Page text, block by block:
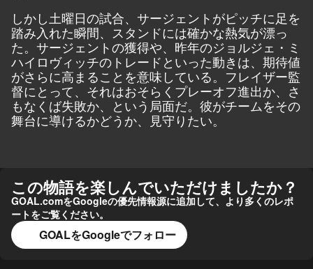
しかし土曜日の試合、サージェントがピッチに足を
踏み入れた瞬間、スタンドには確かな熱気が漂っ
た。サージェントの獲得や、昨年のジョルジェ・ミ
ハイロヴィッチのトレードといった動きは、期待値
がさらに高まることを意味している。フレイザー監
督にとって、それはおそらくプレーオフ進出か、さ
もなくば失敗か、という局面だ。彼がチームをその
舞台に導けるかどうか、見守りたい。
この物語を楽しんでいただけましたか？
GOAL.comをGoogleの優先情報源に追加して、より多くのレポ
ートをご覧ください。
GOALをGoogleでフォロー